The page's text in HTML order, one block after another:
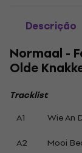
Descrição
Normaal -
Olde
Tracklist
A1
Wie An
A2
Mooi